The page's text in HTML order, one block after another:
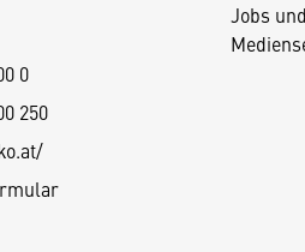
Jobs
0
250